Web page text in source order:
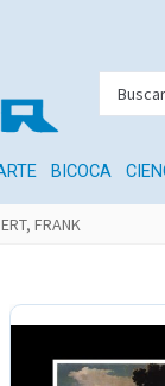
BICOCA
FRANK